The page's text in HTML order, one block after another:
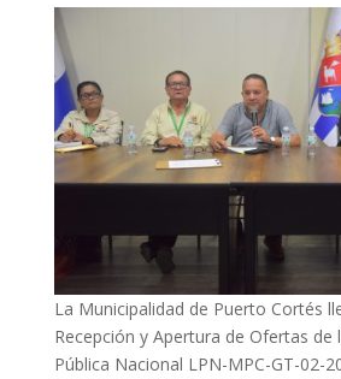
La Municipalidad de Puerto Cortés
Recepción y Apertura de Ofertas de
Pública Nacional LPN-MPC-GT-02-